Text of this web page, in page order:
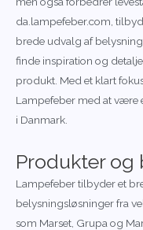
da.lampefeber.com,
brede udvalg af
finde inspiration og
produkt. Med et klart
Lampefeber med at være
i Danmark.
Produkter og
Lampefeber tilbyder et
belysningsløsninger fra
som Marset, Grupa og